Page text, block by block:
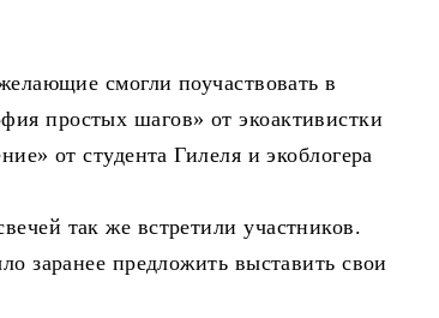
смогли поучаствовать в
простых шагов» от экоактивистки
от студента Гилеля и экоблогера
так же встретили участников.
заранее предложить выставить свои